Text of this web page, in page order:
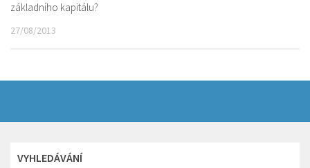
základního kapitálu?
27/08/2013
VYHLEDÁVÁNÍ